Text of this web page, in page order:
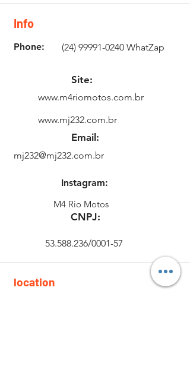
Info
Phone: (24) 99991-0240 WhatZap
Site:
www.m4riomotos.com.br
www.mj232.com.br
Email:
mj232@mj232.com.br
Instagram:
M4 Rio Motos
CNPJ:
53.588.236/0001-57
location